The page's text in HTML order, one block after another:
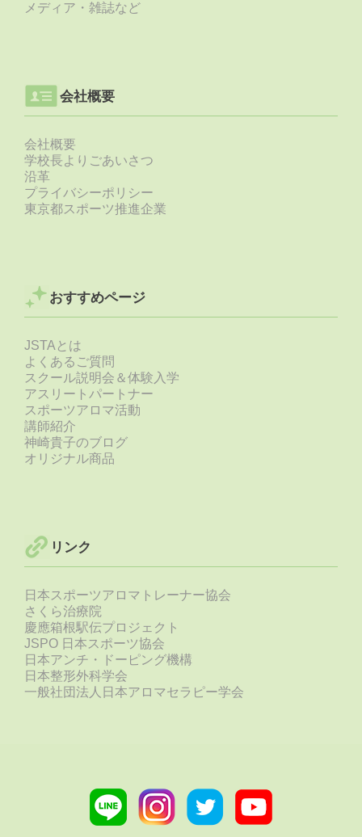
メディア・雑誌など
会社概要
会社概要
学校長よりごあいさつ
沿革
プライバシーポリシー
東京都スポーツ推進企業
おすすめページ
JSTAとは
よくあるご質問
スクール説明会＆体験入学
アスリートパートナー
スポーツアロマ活動
講師紹介
神崎貴子のブログ
オリジナル商品
リンク
日本スポーツアロマトレーナー協会
さくら治療院
慶應箱根駅伝プロジェクト
JSPO 日本スポーツ協会
日本アンチ・ドーピング機構
日本整形外科学会
一般社団法人日本アロマセラピー学会
Line
link
Instagram
link
Twitter
link
Youtube
link